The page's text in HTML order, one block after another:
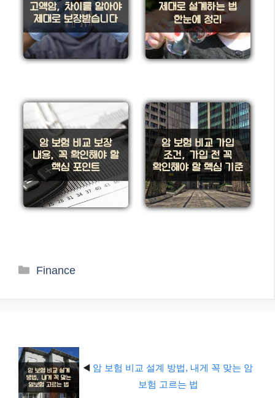
카
Finance
◀️ 암 보험 비교 설계 방법, 내게 꼭 맞는 암
보험 고르는 법